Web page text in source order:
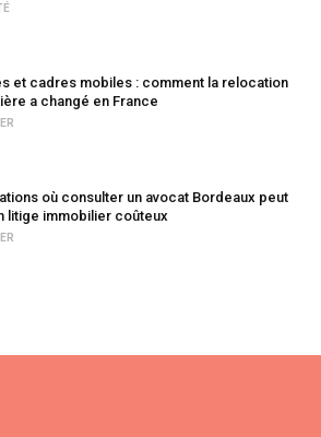
et cadres mobiles : comment la relocation
a changé en France
où consulter un avocat Bordeaux peut
litige immobilier coûteux